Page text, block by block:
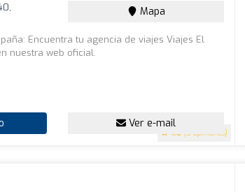
4.8 (5 opiniones)
Mapa
Encuentra tu agencia de viajes Viajes El
nuestra web oficial.
Ver e-mail